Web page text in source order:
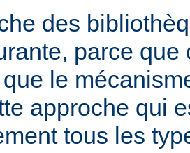
des
parce que
le
approche qui
tous les